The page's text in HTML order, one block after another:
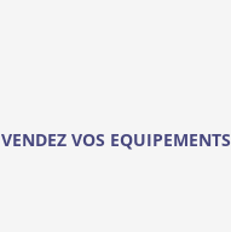
VENDEZ VOS EQUIPEMENTS